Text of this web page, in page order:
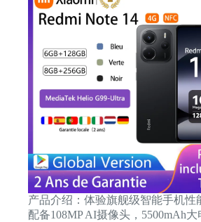
产品介绍：体验旗舰级智能手机性
配备108MP AI摄像头，5500mAh